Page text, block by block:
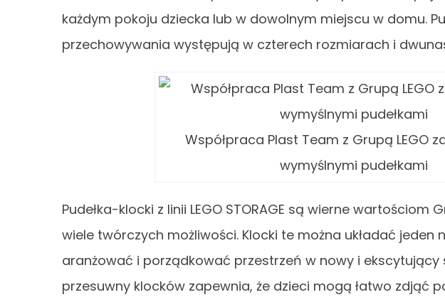
każdym pokoju dziecka lub w dowolnym miejscu w domu.
przechowywania występują w czterech rozmiarach i
Współpraca Plast Team z Grupą LEGO
wymyślnymi pudełkami
Pudełka-klocki z linii LEGO STORAGE są wierne wartościom
wiele twórczych możliwości. Klocki te można układać
aranżować i porządkować przestrzeń w nowy i ekscytujący
przesuwny klocków zapewnia, że dzieci mogą łatwo zdjąć